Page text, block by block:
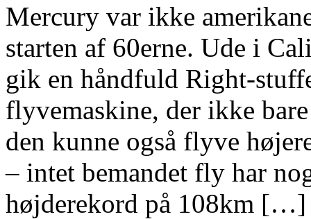
Mercury var ikke
starten af 60erne. Ude i
gik en håndfuld Right-
flyvemaskine, der ikke
den kunne også flyve
– intet bemandet fly har
højderekord på 108km […]